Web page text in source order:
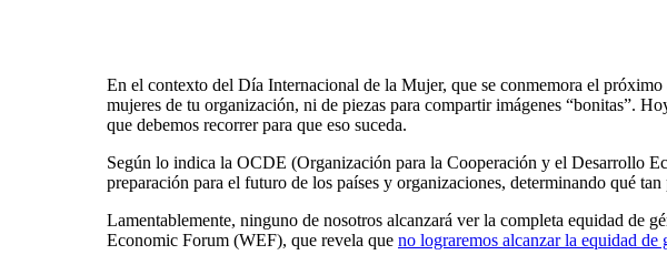
En el contexto del Día Internacional de la Mujer, que se conmemora el próximo
mujeres de tu organización, ni de piezas para compartir imágenes “bonitas”.
que debemos recorrer para que eso suceda.
Según lo indica la OCDE (Organización para la Cooperación y el Desarrollo
preparación para el futuro de los países y organizaciones, determinando qué tan
Lamentablemente, ninguno de nosotros alcanzará ver la completa equidad de
Economic Forum (WEF), que revela que no lograremos alcanzar la equidad